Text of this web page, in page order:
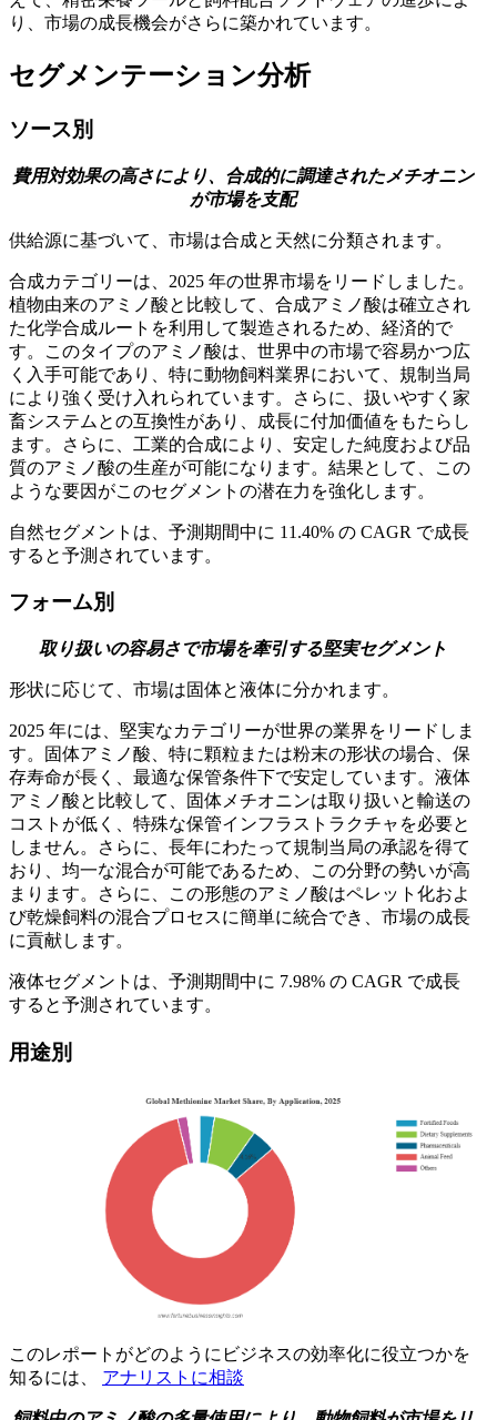
り、市場の成長機会がさらに築かれています。
セグメンテーション分析
ソース別
費用対効果の高さにより、合成的に調達されたメチオニン
が市場を支配
供給源に基づいて、市場は合成と天然に分類されます。
合成カテゴリーは、2025 年の世界市場をリードしました。
植物由来のアミノ酸と比較して、合成アミノ酸は確立され
た化学合成ルートを利用して製造されるため、経済的で
す。このタイプのアミノ酸は、世界中の市場で容易かつ広
く入手可能であり、特に動物飼料業界において、規制当局
により強く受け入れられています。さらに、扱いやすく家
畜システムとの互換性があり、成長に付加価値をもたらし
ます。さらに、工業的合成により、安定した純度および品
質のアミノ酸の生産が可能になります。結果として、この
ような要因がこのセグメントの潜在力を強化します。
自然セグメントは、予測期間中に 11.40% の CAGR で成長
すると予測されています。
フォーム別
取り扱いの容易さで市場を牽引する堅実セグメント
形状に応じて、市場は固体と液体に分かれます。
2025 年には、堅実なカテゴリーが世界の業界をリードしま
す。固体アミノ酸、特に顆粒または粉末の形状の場合、保
存寿命が長く、最適な保管条件下で安定しています。液体
アミノ酸と比較して、固体メチオニンは取り扱いと輸送の
コストが低く、特殊な保管インフラストラクチャを必要と
しません。さらに、長年にわたって規制当局の承認を得て
おり、均一な混合が可能であるため、この分野の勢いが高
まります。さらに、この形態のアミノ酸はペレット化およ
び乾燥飼料の混合プロセスに簡単に統合でき、市場の成長
に貢献します。
液体セグメントは、予測期間中に 7.98% の CAGR で成長
すると予測されています。
用途別
このレポートがどのようにビジネスの効率化に役立つかを
知るには、 アナリストに相談